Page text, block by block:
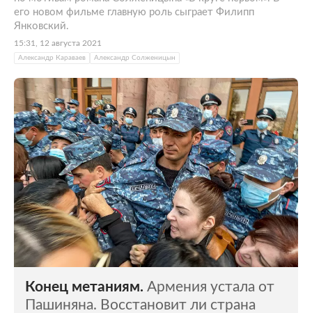
его новом фильме главную роль сыграет Филипп
Янковский.
15:31, 12 августа 2021
Александр Караваев Александр Солженицын
Конец метаниям. Армения устала от
Пашиняна. Восстановит ли страна